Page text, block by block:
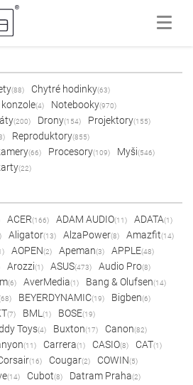
(88) Chytré hodinky(63)
konzole(4) Notebooky(970)
(200) Drony(154) Projektory(155)
Reproduktory(855)
(66) Procesory(109) Myši(546)
(22)
ACER(166) ADAM AUDIO(11) ADATA(1)
Aligator(13) AlzaPower(8) Amazfit(14)
AOPEN(2) Apeman(3) APPLE(48)
Arozzi(1) ASUS(473) Audio Pro(8)
(6) AverMedia(1) Bang & Olufsen(14)
BEYERDYNAMIC(19) Bigben(6)
(7) BML (1) BOSE(19)
Toys(4) Buxton(17) Canon(82)
(11) Carrera(1) CASIO(8) CAT(1)
(16) Cougar(2) COWIN(5)
(14) Cubot(8) Datram Praha(2)